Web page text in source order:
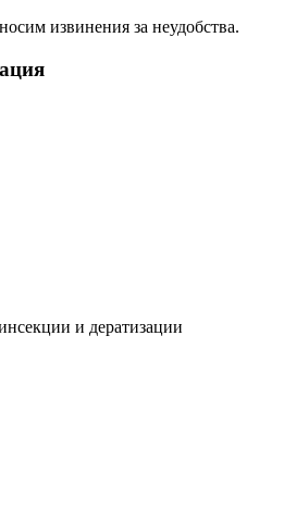
извинения за неудобства.
и дератизации